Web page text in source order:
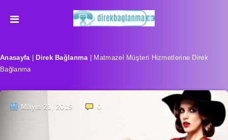
Anasayfa| Direk Bağlanma|
Matmazel Müşteri Hizmetlerine Direk
Bağlanma
Mayıs 21, 2019 0